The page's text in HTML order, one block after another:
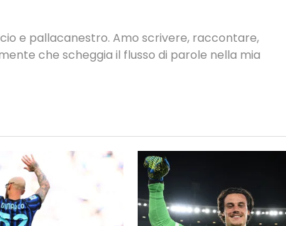
e pallacanestro. Amo scrivere, raccontare,
che scheggia il flusso di parole nella mia